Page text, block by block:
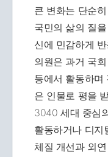
큰 변화는 단순
국민의 삶의 질
신에 민감하게
의원은 과거 국
등에서 활동하며
은 인물로 평을
3040 세대 중심
활동하거나 디지
체질 개선과 외